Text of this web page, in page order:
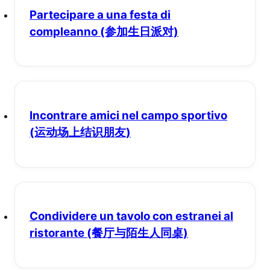
Partecipare a una festa di
compleanno (参加生日派对)
Incontrare amici nel campo sportivo
(运动场上结识朋友)
Condividere un tavolo con estranei al
ristorante (餐厅与陌生人同桌)